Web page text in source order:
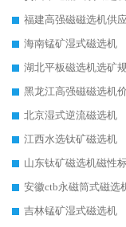
福建高强磁磁选机供应
海南锰矿湿式磁选机
湖北平板磁选机选矿
黑龙江高强磁磁选机
北京湿式逆流磁选机
江西水选钛矿磁选机
山东钛矿磁选机磁性
安徽ctb永磁筒式磁选
吉林锰矿湿式磁选机